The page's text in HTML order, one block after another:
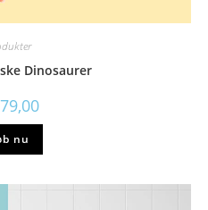
Dinosaurer
79,00
nu